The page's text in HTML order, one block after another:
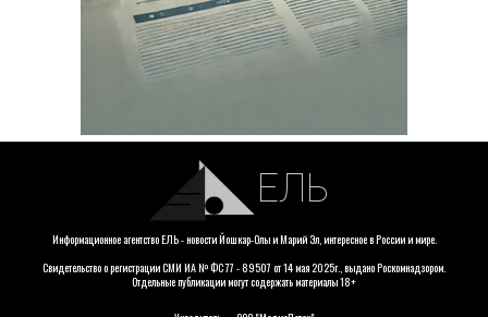
ЕЛЬ
Информационное агентство ЕЛЬ - новости Йошкар-Олы и Марий Эл, интересное в России и мире.
Свидетельство о регистрации СМИ ИА № ФС 77 - 89507 от 14 мая 2025г., выдано Роскомнадзором.
Отдельные публикации могут содержать материалы 18+